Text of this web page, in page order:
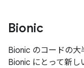
Bionic
Bionic のコードの大
Bionic にとって新